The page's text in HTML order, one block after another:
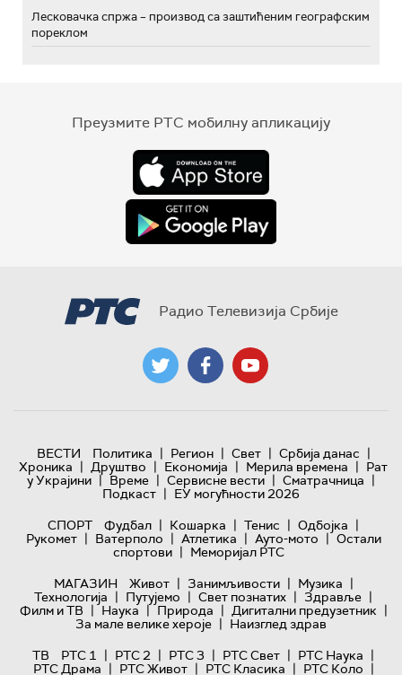
Лесковачка спржа – производ са заштићеним географским
пореклом
Преузмите РТС мобилну апликацију
Радио Телевизија Србије
ВЕСТИ Политика | Регион | Свет | Србија данас |
Хроника | Друштво | Економија | Мерила времена | Рат
у Украјини | Време | Сервисне вести | Сматрачница |
Подкаст | ЕУ могућности 2026
СПОРТ
Фудбал | Кошарка | Тенис | Одбојка |
Рукомет | Ватерполо | Атлетика | Ауто-мото | Остали
спортови | Меморијал РТС
МАГАЗИН
Живот | Занимљивости | Музика |
Технологијa | Путујемо | Свет познатих | Здравље |
Филм и ТВ | Наука | Природа | Дигитални предузетник |
За мале велике хероје | Наизглед здрав
ТВ
РТС 1 | РТС 2 | РТС 3 | РТС Свет | РТС Наука |
РТС Драма | РТС Живот | РТС Класика | РТС Коло |